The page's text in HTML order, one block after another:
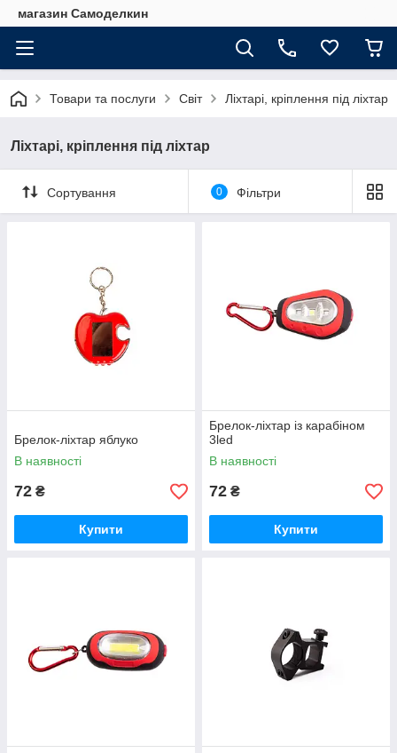
магазин Самоделкин
Товари та послуги Світ Ліхтарі, кріплення під ліхтар
Ліхтарі, кріплення під ліхтар
Сортування 0 Фільтри
Брелок-ліхтар яблуко
В наявності
72 ₴
Купити
Брелок-ліхтар із карабіном
3led
В наявності
72 ₴
Купити